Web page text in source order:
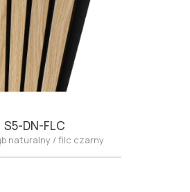
S5-DN-FLC
naturalny / filc czarny